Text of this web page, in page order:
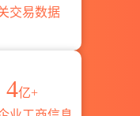
交易数据
4亿+